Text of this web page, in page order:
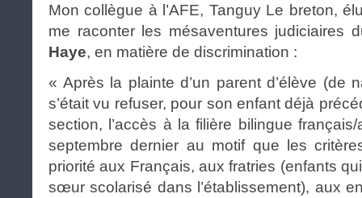
Mon collègue à l’AFE, Tanguy Le breton,
me raconter les mésaventures judiciaires
Haye, en matière de discrimination :
« Après la plainte d’un parent d’élève (de
s’était vu refuser, pour son enfant déjà
section, l’accès à la filière bilingue
septembre dernier au motif que les
priorité aux Français, aux fratries (enfants
sœur scolarisé dans l’établissement), aux